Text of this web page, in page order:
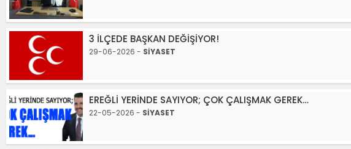
3 İLÇEDE BAŞKAN DEĞİŞİYOR!
29-06-2026 - SİYASET
EREĞLİ YERİNDE SAYIYOR; ÇOK ÇALIŞMAK GEREK…
22-05-2026 - SİYASET